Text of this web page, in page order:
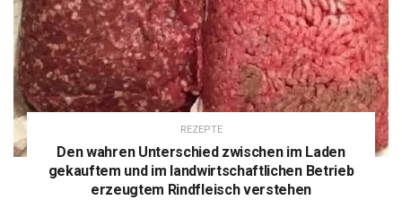
REZEPTE
Den wahren Unterschied zwischen im Laden
gekauftem und im landwirtschaftlichen Betrieb
erzeugtem Rindfleisch verstehen